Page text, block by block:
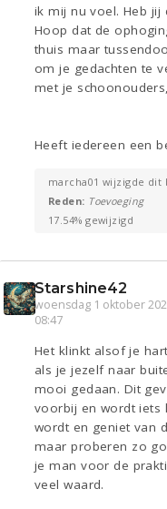
ik mij nu voel. Heb jij
Hoop dat de
thuis maar
om je gedachten te
met je
Heeft iedereen een
marcha01 wijzigde dit
Reden: Toevoeging
17.54% gewijzigd
Starshine42
woensdag 1 oktober
08:47
Het klinkt alsof je
als je jezelf naar
mooi gedaan. Dit
voorbij en wordt iets
wordt en geniet van
maar proberen zo
je man voor de
veel waard.